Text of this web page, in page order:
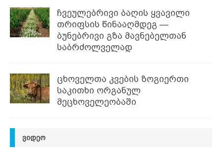
ჩვეულებრივი ბაღის ყვავილი
თრიფსის წინააღმდეგ —
ბუნებრივი გზა მავნებელთან
საბრძოლველად
ცხოველთა კვების ზოგიერთი
საკითხი ორგანულ
მეცხოველეობაში
ᲕᲘᲓᲔᲝ